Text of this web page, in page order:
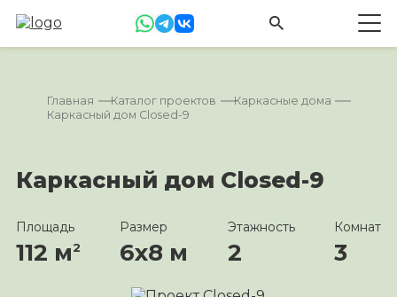
Главная Каталог проектов
Каркасные дома
Каркасный дом Closed-9
Каркасный дом Closed-9
Площадь
112 м2
Размер
6х8 м
Этажность
2
Комнат
3